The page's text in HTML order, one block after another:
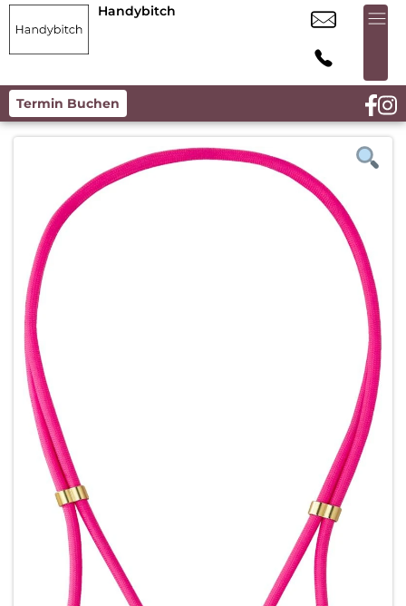
Handybitch
Termin Buchen